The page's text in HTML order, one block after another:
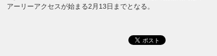
アーリーアクセスが始まる2月13日までとなる。